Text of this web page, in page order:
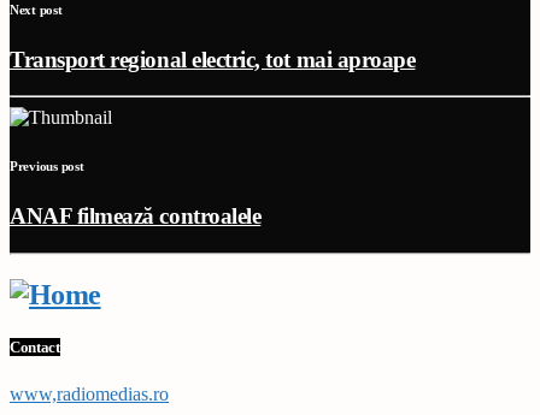
Next post
Transport regional electric, tot mai aproape
Previous post
ANAF filmează controalele
Contact
www,radiomedias.ro